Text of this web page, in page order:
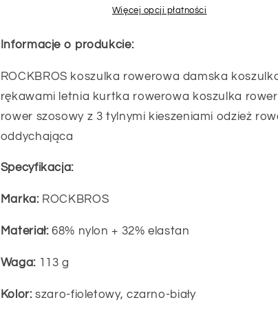
długimi
rękawami
letnia
kurtka
rowerowa
koszulka
rowerowa
koszulka
rower
szosowy
z
tylnymi
odzież
MTB
rowerowa
długimi
letnia
kurtka
rowerowa
koszulka
z
tylnymi
MTB
Więcej opcji płatności
Informacje o produkcie:
ROCKBROS koszulka rowerowa damska
rękawami letnia kurtka rowerowa koszulka
rower szosowy z 3 tylnymi kieszeniami odzież
oddychająca
Specyfikacja:
Marka: ROCKBROS
Materiał:68% nylon + 32% elastan
Waga: 113 g
Kolor:szaro-fioletowy, czarno-biały